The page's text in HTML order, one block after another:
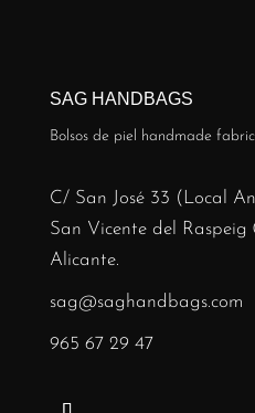
SAG HANDBAGS
Bolsos de piel handmade
C/ San José 33 (Local
San Vicente del Raspeig
Alicante.
sag@saghandbags.com
965 67 29 47